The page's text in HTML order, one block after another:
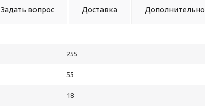
недели Остались вопросы?
Задать вопрос Доставка Дополнительно
255
55
18